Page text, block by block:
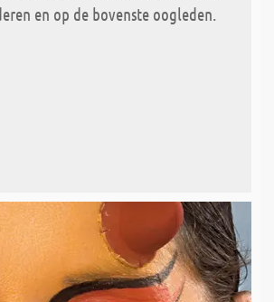
en op de bovenste oogleden.